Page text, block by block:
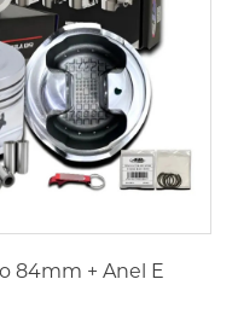
84mm + Anel E